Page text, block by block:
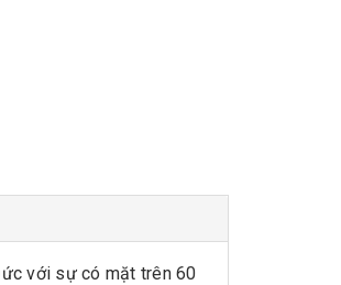
với sự có mặt trên 60